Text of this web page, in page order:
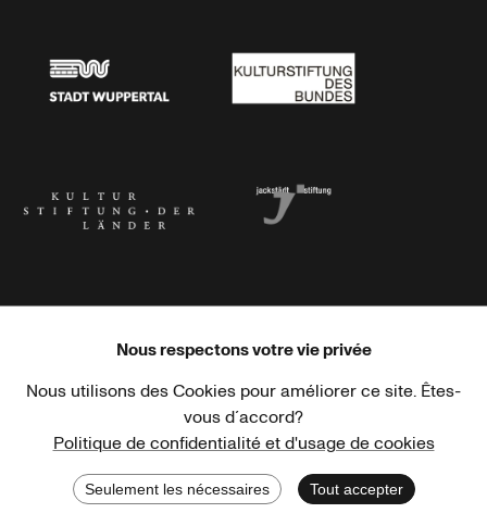
Haus der Kulturen der Welt Goethe-Institut
Nous respectons votre vie privée
Nous utilisons des Cookies pour améliorer ce site. Êtes-
vous d´accord?
Politique de confidentialité et d'usage de cookies
Seulement les nécessaires Tout accepter